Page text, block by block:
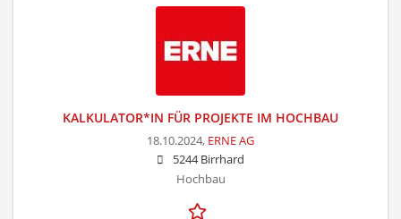
KALKULATOR*IN FÜR PROJEKTE IM HOCHBAU
18.10.2024, ERNE AG
5244 Birrhard
Hochbau